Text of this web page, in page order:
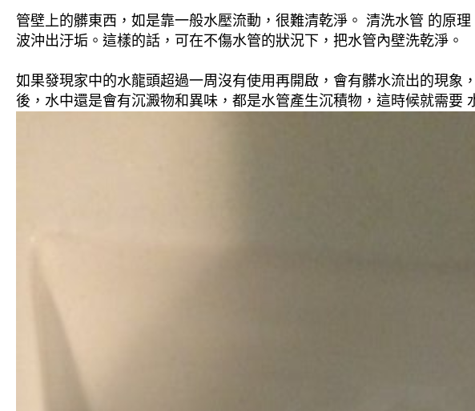
管壁上的髒東西，如是靠一般水壓流動，很難清乾淨。 清洗水管 的原
波沖出汙垢。這樣的話，可在不傷水管的狀況下，把水管內壁洗乾淨。
如果發現家中的水龍頭超過一周沒有使用再開啟，會有髒水流出的現
後，水中還是會有沉澱物和異味，都是水管產生沉積物，這時候就需要